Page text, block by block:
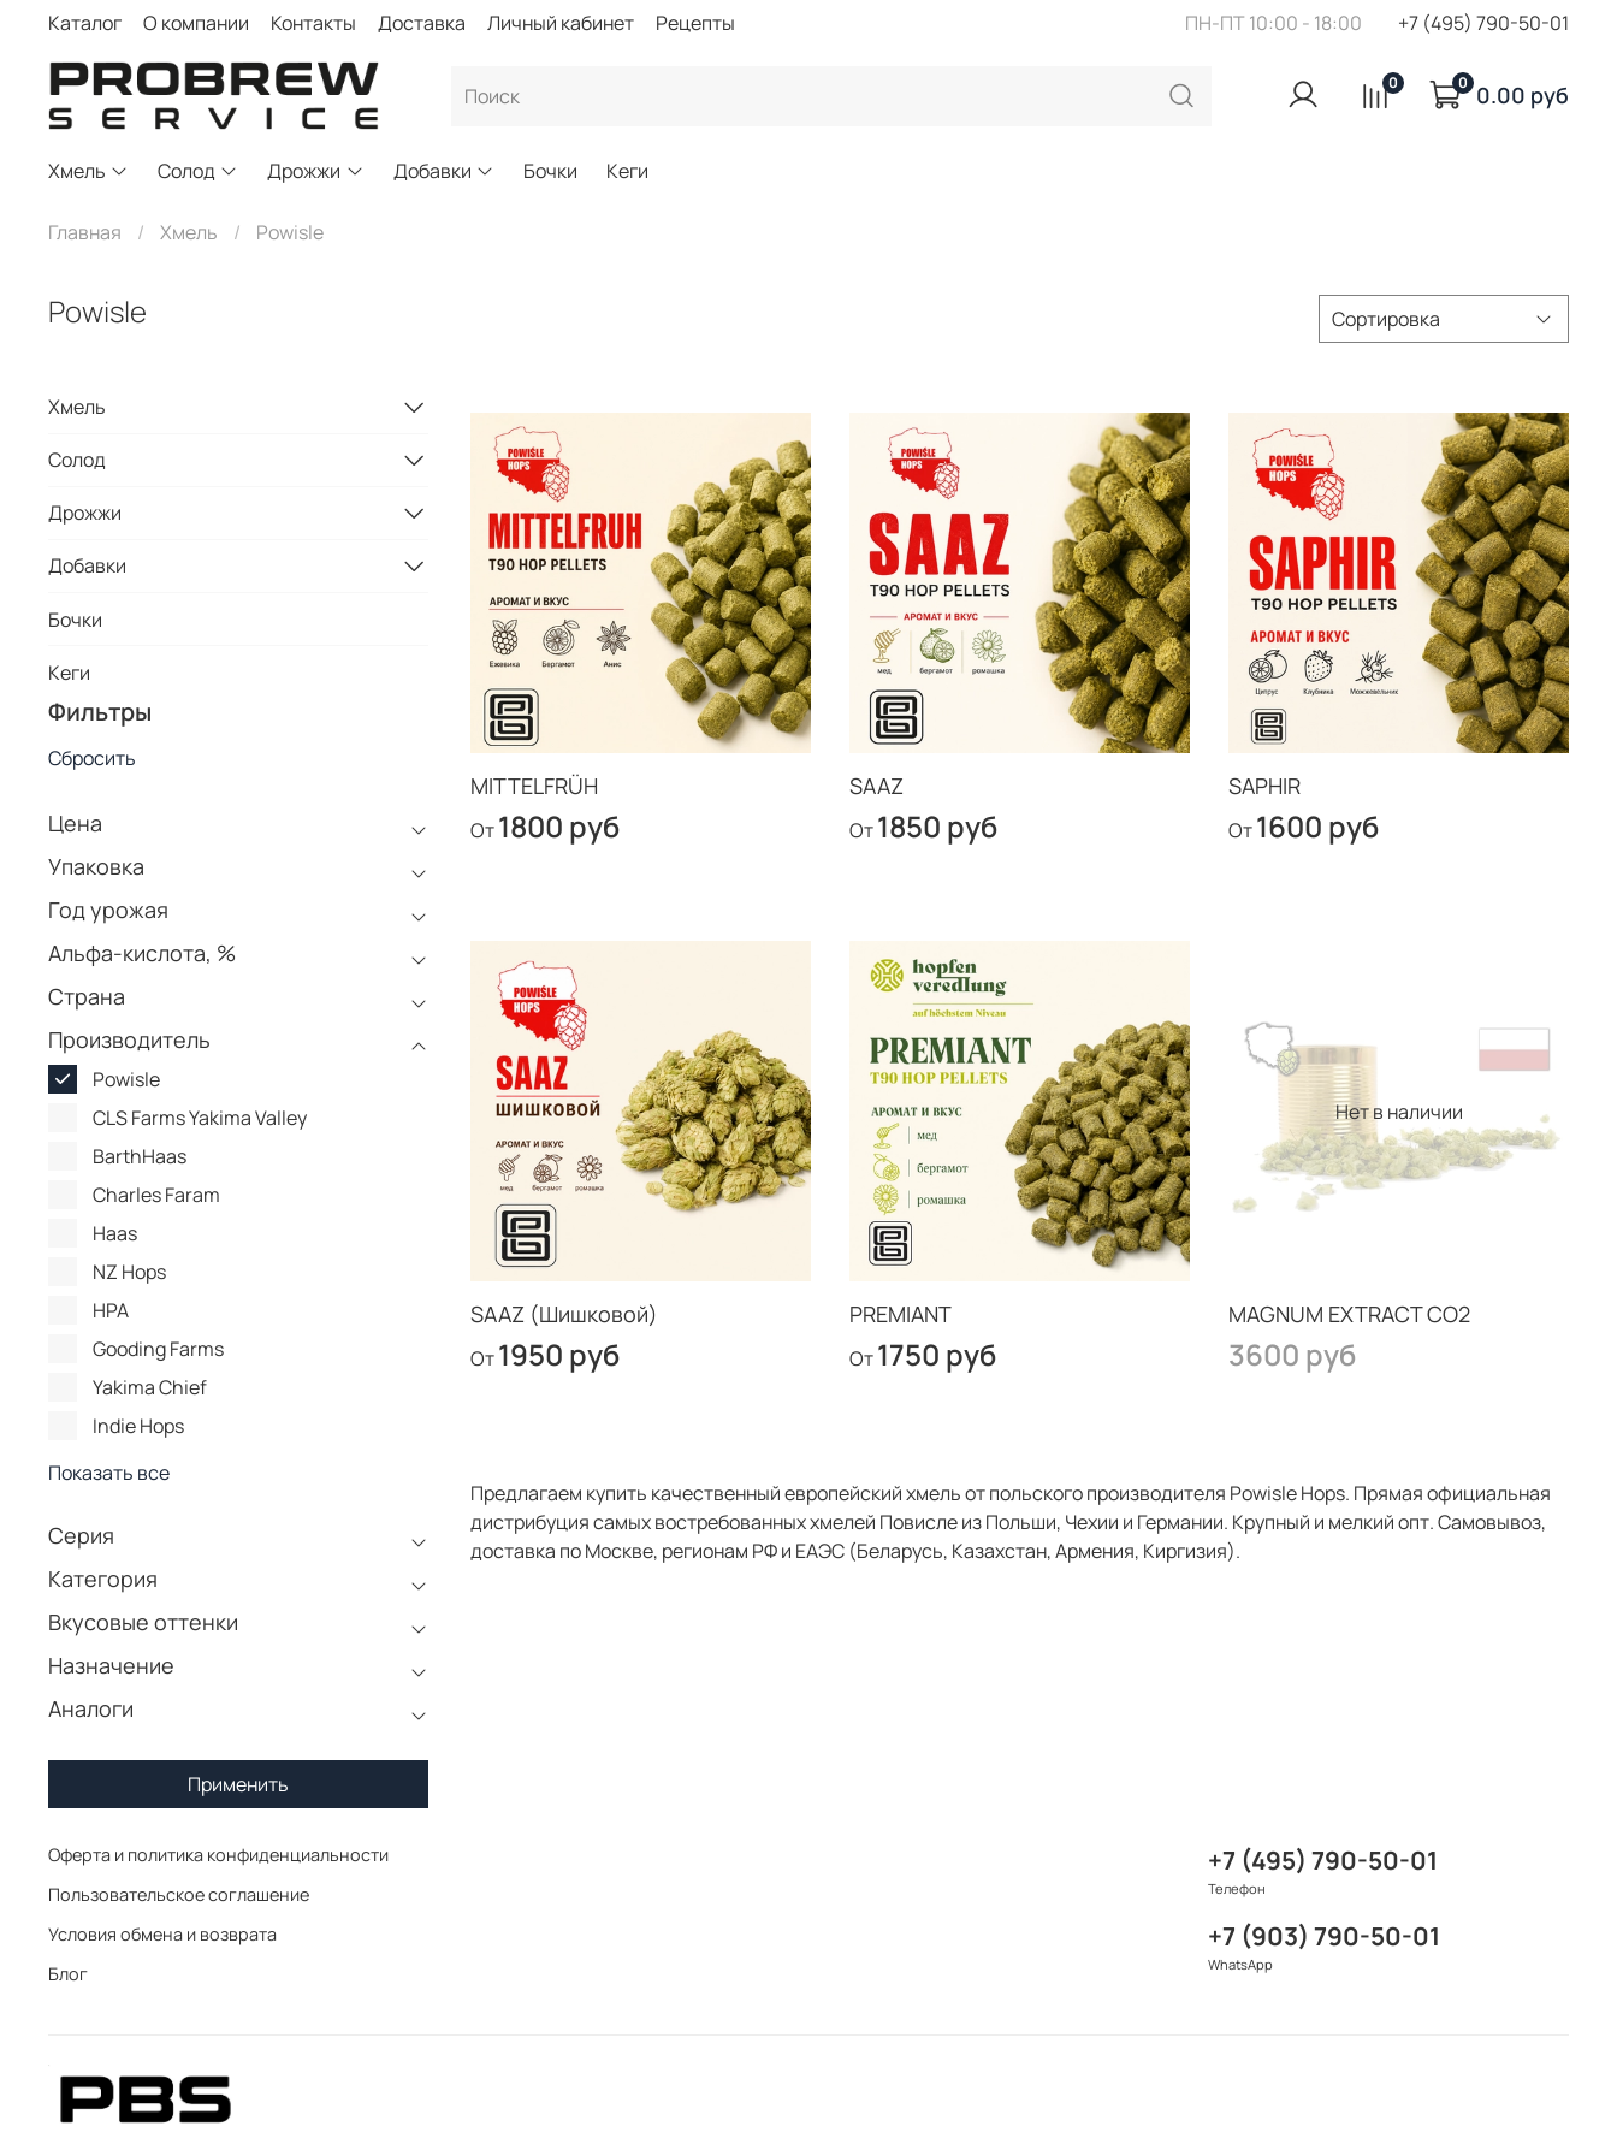
Каталог О компании Контакты Доставка Личный кабинет Рецепты ПН-ПТ 10:00 - 18:00 +7 (495) 790-50-01
0 0 0.00 руб
Хмель Солод Дрожжи Добавки Бочки Кеги
Главная Хмель Powisle
Powisle
MITTELFRÜH
От1800 руб
SAAZ
От1850 руб
SAPHIR
От1600 руб
SAAZ (Шишковой)
От1950 руб
PREMIANT
От1750 руб
Нет в наличии
MAGNUM EXTRACT CO2
3600 руб
Предлагаем купить качественный европейский хмель от польского производителя Powisle Hops. Прямая официальная
дистрибуция самых востребованных хмелей Повисле из Польши, Чехии и Германии. Крупный и мелкий опт. Самовывоз,
доставка по Москве, регионам РФ и ЕАЭС (Беларусь, Казахстан, Армения, Киргизия).
Хмель
Солод
Дрожжи
Добавки
Бочки
Кеги
Фильтры
Сбросить
Цена
Упаковка
Год урожая
Альфа-кислота, %
Страна
Производитель
Powisle
CLS Farms Yakima Valley
BarthHaas
Charles Faram
Haas
NZ Hops
HPA
Gooding Farms
Yakima Chief
Indie Hops
Показать все
Серия
Категория
Вкусовые оттенки
Назначение
Аналоги
Применить
Оферта и политика конфиденциальности
Пользовательское соглашение
Условия обмена и возврата
Блог
+7 (495) 790-50-01
Телефон
+7 (903) 790-50-01
WhatsApp